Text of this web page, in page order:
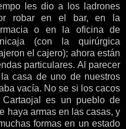
les dio a los ladrones
robar en el bar, en la
o en la oficina de
(con la quirúrgica
el cajero); ahora están
particulares. Al parecer
la casa de uno de nuestros
vacía. No se si los cacos
es un pueblo de
haya armas en las casas, y
formas en un estado